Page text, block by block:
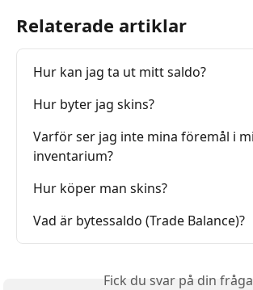
Relaterade artiklar
Hur kan jag ta ut mitt saldo?
Hur byter jag skins?
Varför ser jag inte mina föremål i
inventarium?
Hur köper man skins?
Vad är bytessaldo (Trade Balance)?
Fick du svar på din